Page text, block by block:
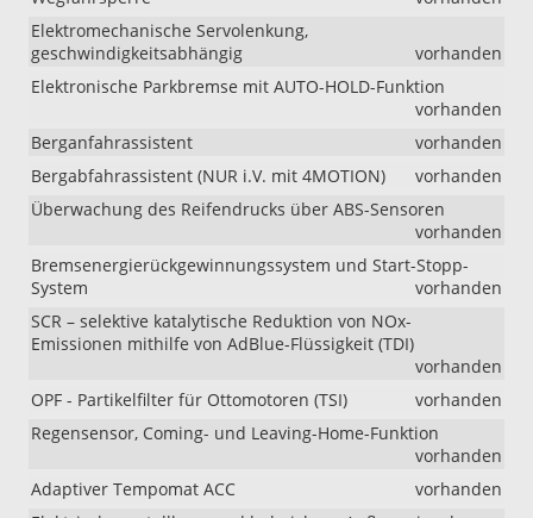
Elektromechanische Servolenkung,
geschwindigkeitsabhängig
vorhanden
Elektronische Parkbremse mit AUTO-HOLD-Funktion
vorhanden
Berganfahrassistent
vorhanden
Bergabfahrassistent (NUR i.V. mit 4MOTION)
vorhanden
Überwachung des Reifendrucks über ABS-Sensoren
vorhanden
Bremsenergierückgewinnungssystem und Start-Stopp-
System
vorhanden
SCR – selektive katalytische Reduktion von NOx-
Emissionen mithilfe von AdBlue-Flüssigkeit (TDI)
vorhanden
OPF - Partikelfilter für Ottomotoren (TSI)
vorhanden
Regensensor, Coming- und Leaving-Home-Funktion
vorhanden
Adaptiver Tempomat ACC
vorhanden